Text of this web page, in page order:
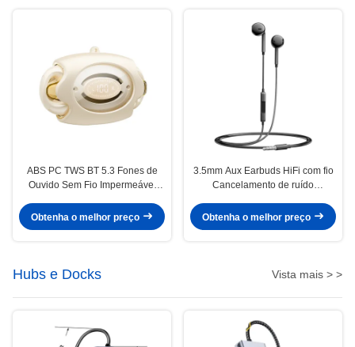
ABS PC TWS BT 5.3 Fones de
Ouvido Sem Fio Impermeável
Obtenha o melhor preço
3.5mm Aux Earbuds HiFi com fio
Cancelamento de ruído
Obtenha o melhor preço
Hubs e Docks Vista mais > >